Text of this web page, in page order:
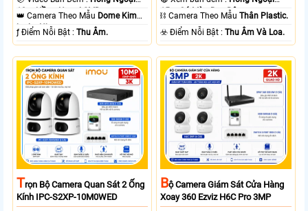
10m Hồng Ngoại SMD.
👑 Camera Theo Mẫu Dome Kim
loại + Nhựa.
️ƒ Điểm Nỗi Bật :Thu Âm.
15m Có Màu Ban Ðêm.
⛓ Camera Theo MẫuThân Plastic.
️☣️ Điểm Nỗi Bật :Thu Âm Và Loa.
TRọn Bộ Camera Quan Sát 2 Ống
Kính IPC-S2XP-10M0WED
BỘ Camera Giám Sát Cửa Hàng
Xoay 360 Ezviz H6C Pro 3MP